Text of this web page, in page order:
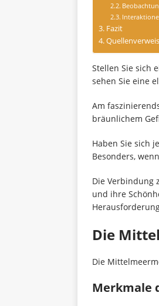
Fazit
Stellen Sie sich
sehen Sie eine
Am
bräunlichem
Haben Sie sich
Besonders,
Die Verbindung
und ihre
Die
Die
Merkmale